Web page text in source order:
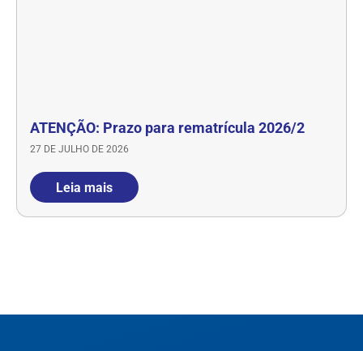
ATENÇÃO: Prazo para rematrícula 2026/2
27 DE JULHO DE 2026
Leia mais